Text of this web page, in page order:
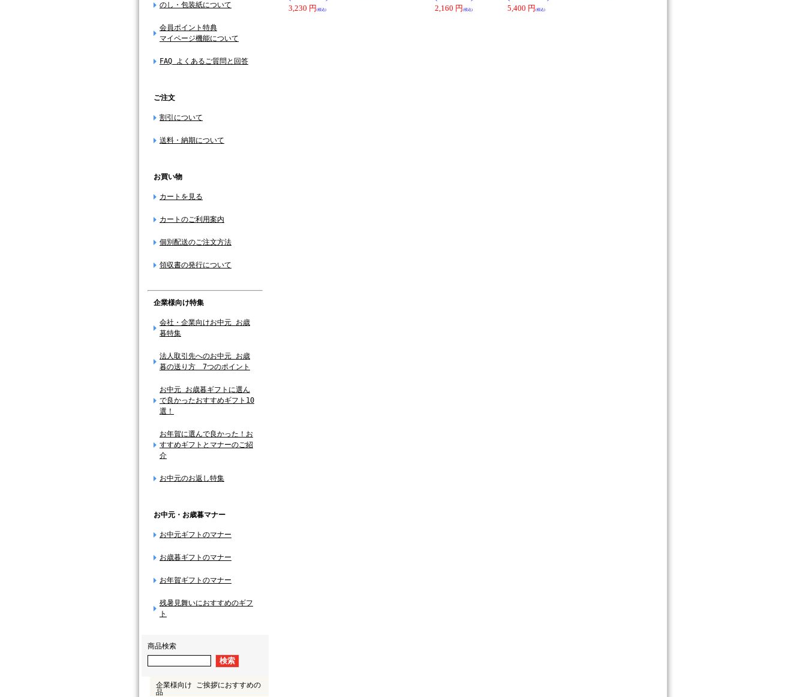
のし・包装紙について
会員ポイント特典
マイページ機能について
FAQ よくあるご質問と回答
ご注文
割引について
送料・納期について
お買い物
カートを見る
カートのご利用案内
個別配送のご注文方法
領収書の発行について
企業様向け特集
会社・企業向けお中元 お歳
暮特集
法人取引先へのお中元 お歳
暮の送り方 7つのポイント
お中元 お歳暮ギフトに選ん
で良かったおすすめギフト10
選！
お年賀に選んで良かった！お
すすめギフトとマナーのご紹
介
お中元のお返し特集
お中元・お歳暮マナー
お中元ギフトのマナー
お歳暮ギフトのマナー
お年賀ギフトのマナー
残暑見舞いにおすすめのギフ
ト
商品検索
企業様向け ご挨拶におすすめの
品